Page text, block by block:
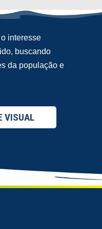
interesse
buscando
da população e
VISUAL